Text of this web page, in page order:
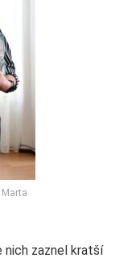
nich zaznel kratší